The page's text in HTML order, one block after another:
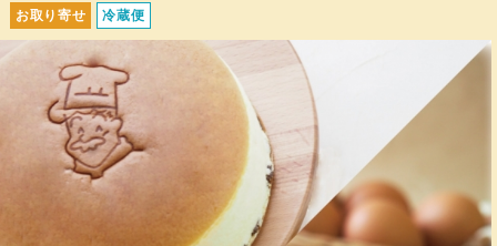
お取り寄せ 冷蔵便